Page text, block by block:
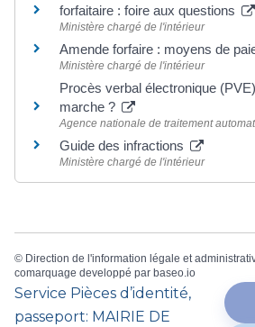
forfaitaire : foire aux questions
Ministère chargé de l'intérieur
Amende forfaire : moyens de
Ministère chargé de l'intérieur
Procès verbal électronique
marche ?
Agence nationale de traitement
Guide des infractions
Ministère chargé de l'intérieur
© Direction de l'information légale et
comarquage developpé par baseo.io
Service Pièces d’identité,
passeport: MAIRIE DE